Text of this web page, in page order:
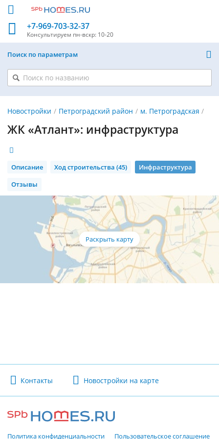
+7-969-703-32-37
Консультируем пн-вскр: 10-20
Поиск по параметрам
Новостройки Петроградский район м. Петроградская
ЖК «Атлант»: инфраструктура
Описание Ход строительства (45)
Инфраструктура
Отзывы
Контакты Новостройки на карте
Политика конфиденциальности Пользовательское соглашение